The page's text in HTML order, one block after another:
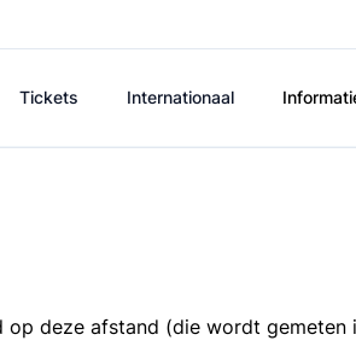
Tickets Internationaal
deze afstand (die wordt gemeten